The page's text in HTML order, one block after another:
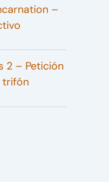
–
2 – Petición
trifón